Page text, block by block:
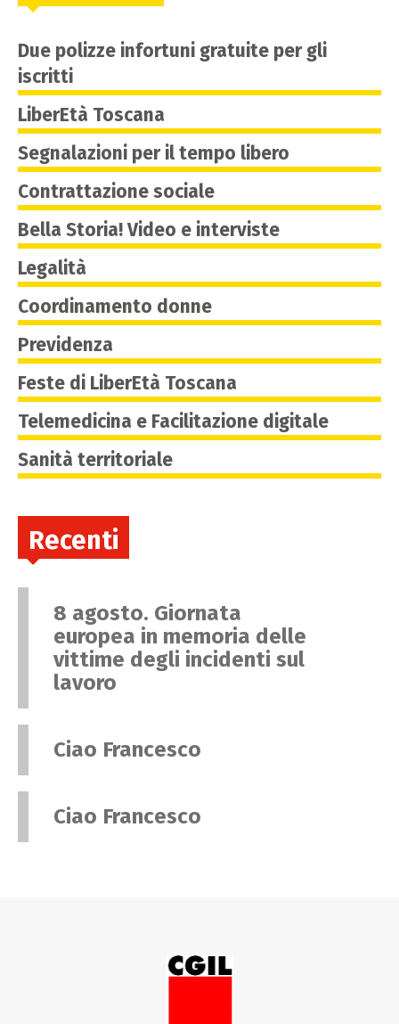
Due polizze infortuni gratuite per gli
iscritti
LiberEtà Toscana
Segnalazioni per il tempo libero
Contrattazione sociale
Bella Storia! Video e interviste
Legalità
Coordinamento donne
Previdenza
Feste di LiberEtà Toscana
Telemedicina e Facilitazione digitale
Sanità territoriale
Recenti
8 agosto. Giornata
europea in memoria delle
vittime degli incidenti sul
lavoro
Ciao Francesco
Ciao Francesco